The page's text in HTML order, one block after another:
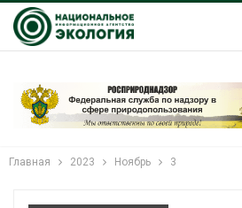
Главная 2023 Ноябрь 3